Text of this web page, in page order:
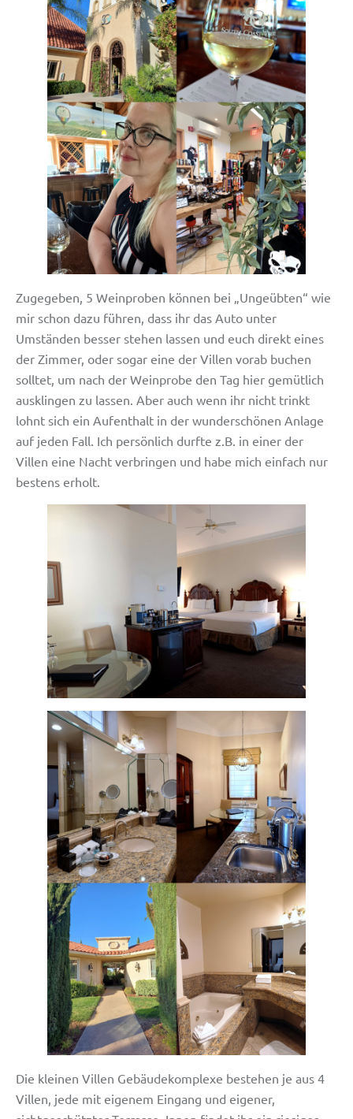
Zugegeben, 5 Weinproben können bei „Ungeübten“ wie
mir schon dazu führen, dass ihr das Auto unter
Umständen besser stehen lassen und euch direkt eines
der Zimmer, oder sogar eine der Villen vorab buchen
solltet, um nach der Weinprobe den Tag hier gemütlich
ausklingen zu lassen. Aber auch wenn ihr nicht trinkt
lohnt sich ein Aufenthalt in der wunderschönen Anlage
auf jeden Fall. Ich persönlich durfte z.B. in einer der
Villen eine Nacht verbringen und habe mich einfach nur
bestens erholt.
Die kleinen Villen Gebäudekomplexe bestehen je aus 4
Villen, jede mit eigenem Eingang und eigener,